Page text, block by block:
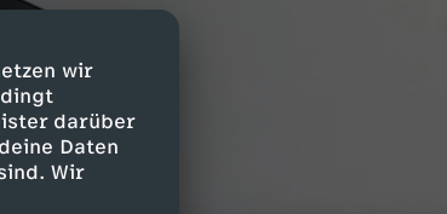
wir
darüber
Daten
Wir